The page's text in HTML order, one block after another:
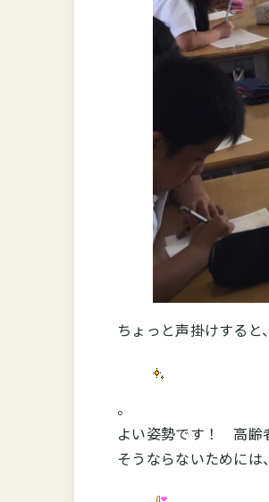
ちょっと声掛けする
。
よい姿勢です！ 高齢
そうならないために